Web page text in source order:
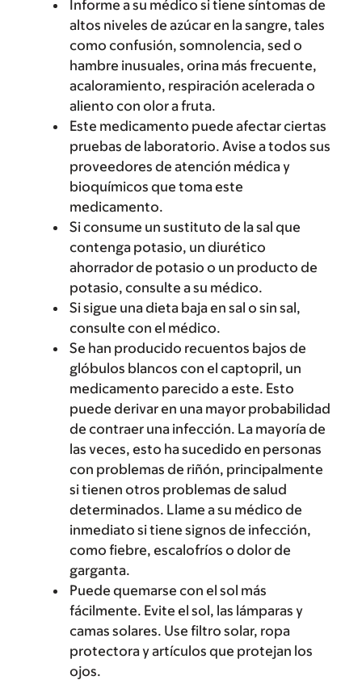
Informe a su médico si tiene síntomas de
altos niveles de azúcar en la sangre, tales
como confusión, somnolencia, sed o
hambre inusuales, orina más frecuente,
acaloramiento, respiración acelerada o
aliento con olor a fruta.
Este medicamento puede afectar ciertas
pruebas de laboratorio. Avise a todos sus
proveedores de atención médica y
bioquímicos que toma este
medicamento.
Si consume un sustituto de la sal que
contenga potasio, un diurético
ahorrador de potasio o un producto de
potasio, consulte a su médico.
Si sigue una dieta baja en sal o sin sal,
consulte con el médico.
Se han producido recuentos bajos de
glóbulos blancos con el captopril, un
medicamento parecido a este. Esto
puede derivar en una mayor probabilidad
de contraer una infección. La mayoría de
las veces, esto ha sucedido en personas
con problemas de riñón, principalmente
si tienen otros problemas de salud
determinados. Llame a su médico de
inmediato si tiene signos de infección,
como fiebre, escalofríos o dolor de
garganta.
Puede quemarse con el sol más
fácilmente. Evite el sol, las lámparas y
camas solares. Use filtro solar, ropa
protectora y artículos que protejan los
ojos.